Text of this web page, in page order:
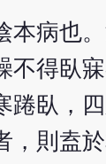
病也
得臥
臥，
則盍